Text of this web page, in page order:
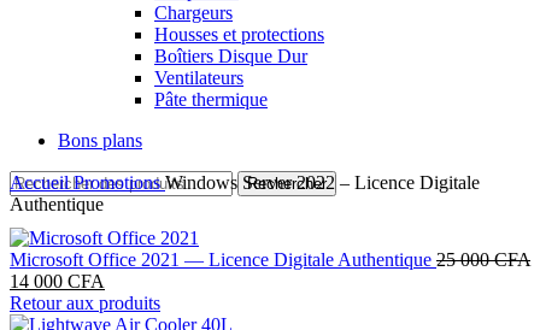
Chargeurs
Housses et protections
Boîtiers Disque Dur
Ventilateurs
Pâte thermique
Bons plans
Rechercher
AccueilPromotionsWindows Server 2022 – Licence Digitale
Authentique
Microsoft Office 2021 — Licence Digitale Authentique 25 000CFA
Le
prix
initial
14 000 CFA
prix
actuel
Retour aux produits